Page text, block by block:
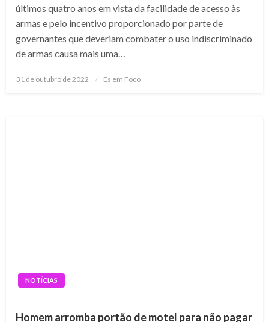
últimos quatro anos em vista da facilidade de acesso às
armas e pelo incentivo proporcionado por parte de
governantes que deveriam combater o uso indiscriminado
de armas causa mais uma…
Posted
31 de outubro de 2022 Es em Foco
NOTÍCIAS
Homem arromba portão de motel para não pagar